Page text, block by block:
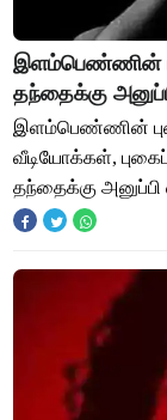
இளம்பெண்ணின்
தந்தைக்கு
இளம்பெண்ணின்
வீடியோக்கள்,
தந்தைக்கு
கைது